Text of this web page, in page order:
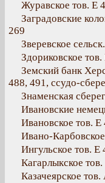
Журавское тов. Е
Заградовские
269
Зверевское
Здориковское
Земский банк
488, 491, ссудо-
Знаменская
Ивановские
Ивановское тов.
Ивано-
Ингульское тов. Е
Кагарлыкское
Казачеярское